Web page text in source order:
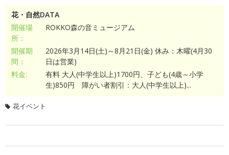
花・自然DATA
開催場
所：
ROKKO森の音ミュージアム
開催期
間：
2026年3月14日(土)～8月21日(金) 休み：木曜(4月30
日は営業)
料金:
有料 大人(中学生以上)1700円、子ども(4歳～小学
生)850円 障がい者割引：大人(中学生以上)...
花イベント